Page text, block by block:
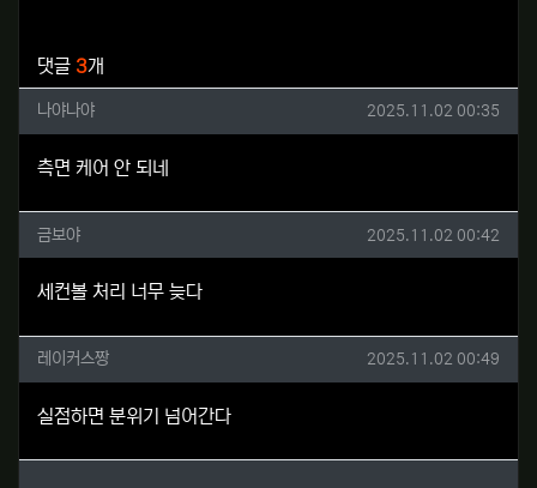
댓글 3개
나야나야님의 댓글
나야나야 작성일
2025.11.02 00:35
측면 케어 안 되네
금보야님의 댓글
금보야 작성일
2025.11.02 00:42
세컨볼 처리 너무 늦다
레이커스짱님의 댓글
레이커스짱 작성일
2025.11.02 00:49
실점하면 분위기 넘어간다